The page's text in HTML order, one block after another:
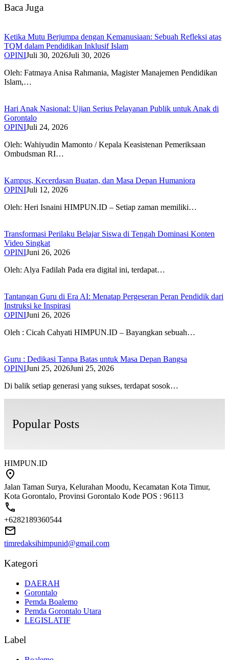
Baca Juga
Ketika Mutu Berjumpa dengan Kemanusiaan: Sebuah Refleksi atas
TQM dalam Pendidikan Inklusif Islam
OPINIJuli 30, 2026Juli 30, 2026
Oleh: Fatmaya Anisa Rahmania, Magister Manajemen Pendidikan
Islam,…
Hari Anak Nasional: Ujian Serius Pelayanan Publik untuk Anak di
Gorontalo
OPINIJuli 24, 2026
Oleh: Wahiyudin Mamonto / Kepala Keasistenan Pemeriksaan
Ombudsman RI…
Kampus, Kecerdasan Buatan, dan Masa Depan Humaniora
OPINIJuli 12, 2026
Oleh: Heri Isnaini HIMPUN.ID – Setiap zaman memiliki…
Transformasi Perilaku Belajar Siswa di Tengah Dominasi Konten
Video Singkat
OPINIJuni 26, 2026
Oleh: Alya Fadilah Pada era digital ini, terdapat…
Tantangan Guru di Era AI: Menatap Pergeseran Peran Pendidik dari
Instruksi ke Inspirasi
OPINIJuni 26, 2026
Oleh : Cicah Cahyati HIMPUN.ID – Bayangkan sebuah…
Guru : Dedikasi Tanpa Batas untuk Masa Depan Bangsa
OPINIJuni 25, 2026Juni 25, 2026
Di balik setiap generasi yang sukses, terdapat sosok…
Popular Posts
HIMPUN.ID
Jalan Taman Surya, Kelurahan Moodu, Kecamatan Kota Timur,
Kota Gorontalo, Provinsi Gorontalo Kode POS : 96113
+6282189360544
timredaksihimpunid@gmail.com
Kategori
DAERAH
Gorontalo
Pemda Boalemo
Pemda Gorontalo Utara
LEGISLATIF
Label